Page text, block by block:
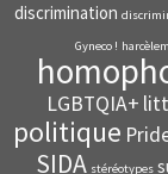
discrimination
Gyneco !
LGBTQIA+
politique
SIDA stéréotypes